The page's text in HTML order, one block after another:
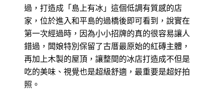
過，打造成「島上有冰」這個低調有質感的店
家，位於進入和平島的過橋後即可看到，說實在
第一次經過時，因為小小招牌的真的很容易讓人
錯過，闆娘特別保留了古厝最原始的紅磚主體，
再加上木製的屋頂，讓整間的冰店打造成不但是
吃的美味、視覺也是超級舒適，最重要是超好拍
照。